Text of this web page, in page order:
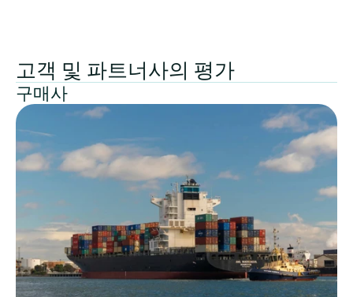
고객 및 파트너사의 평가
구매사